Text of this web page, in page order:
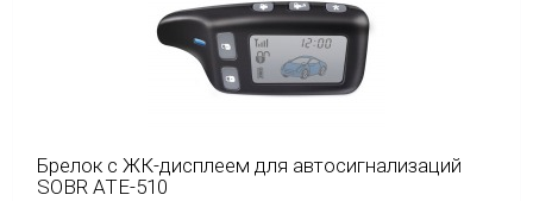
Брелок с ЖК-дисплеем для автосигнализаций
SOBR АТЕ-510